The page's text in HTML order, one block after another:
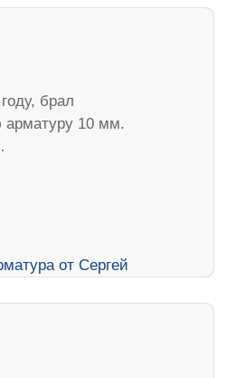
брал
арматуру 10 мм.